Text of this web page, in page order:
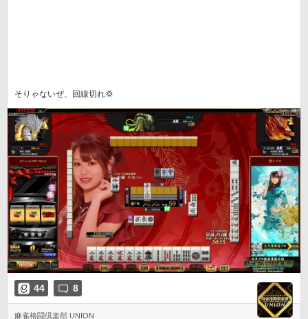
そりゃないぜ、回線切れ💢
44 8
麻雀格闘倶楽部 UNION